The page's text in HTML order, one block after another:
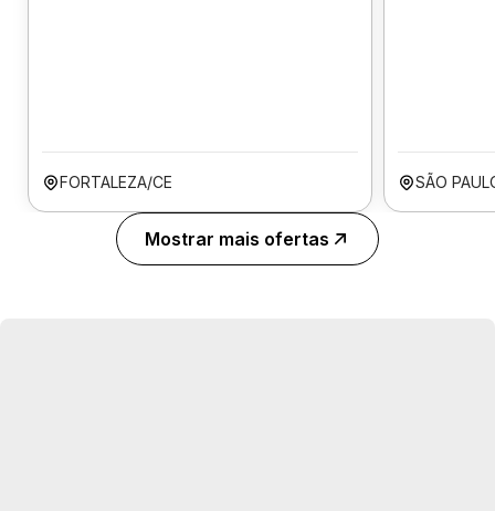
FORTALEZA/CE SÃO
Mostrar mais ofertas